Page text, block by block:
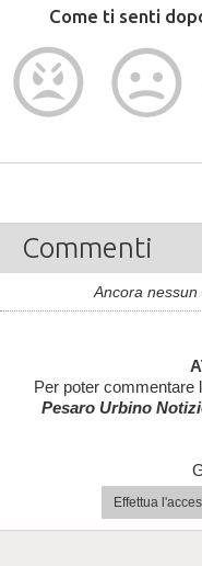
Come ti senti
Commenti
Ancora
Per poter commentare
Pesaro Urbino
Effettua